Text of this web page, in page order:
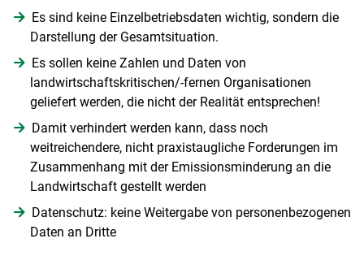
Es sind keine Einzelbetriebsdaten wichtig, sondern die
Darstellung der Gesamtsituation.
Es sollen keine Zahlen und Daten von
landwirtschaftskritischen/-fernen Organisationen
geliefert werden, die nicht der Realität entsprechen!
Damit verhindert werden kann, dass noch
weitreichendere, nicht praxistaugliche Forderungen im
Zusammenhang mit der Emissionsminderung an die
Landwirtschaft gestellt werden
Datenschutz: keine Weitergabe von personenbezogenen
Daten an Dritte